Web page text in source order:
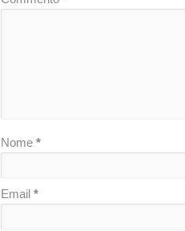
Nome *
Email *